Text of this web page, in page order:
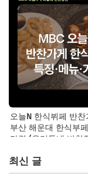
오늘N 한식뷔페 반찬
부산 해운대 한식부페
가격 (우리동네 반찬
최신 글